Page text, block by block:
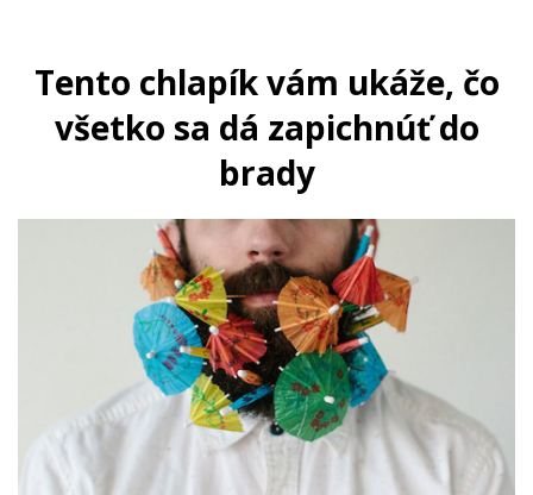
Tento chlapík vám ukáže, čo
všetko sa dá zapichnúť do
brady